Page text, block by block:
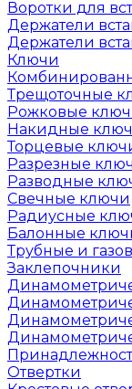
Воротки для
Держатели
Держатели
Ключи
Трещоточные
Рожковые
Накидные
Торцевые
Разрезные
Разводные
Свечные ключи
Радиусные
Балонные
Трубные и
Заклепочники
Отвертки